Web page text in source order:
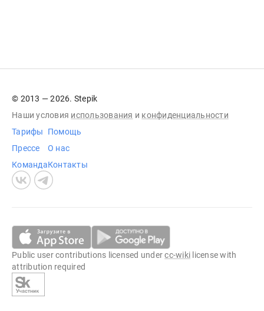
© 2013 — 2026. Stepik
Наши условия использования и конфиденциальности
Тарифы
Прессе
Команда
Помощь
О нас
Контакты
Public user contributions licensed undercc-wiki license with
attribution required